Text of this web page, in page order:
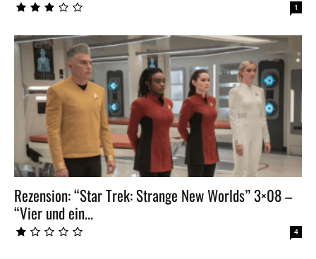
1
Rezension: “Star Trek: Strange New Worlds” 3×08 –
“Vier und ein...
4